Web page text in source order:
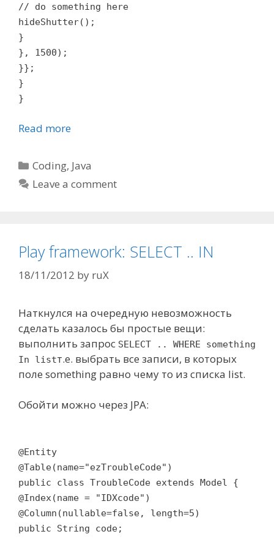
// do something here
hideShutter();
}
}, 1500);
}};
}
}
Read more
Categories
Coding, Java
Leave a comment
Play framework: SELECT .. IN
18/11/2012 by ruX
Наткнулся на очередную невозможность
сделать казалось бы простые вещи:
выполнить запрос SELECT .. WHERE something
In listт.е. выбрать все записи, в которых
поле something равно чему то из списка list.
Обойти можно через JPA:
@Entity
@Table(name="ezTroubleCode")
public class TroubleCode extends Model {
@Index(name = "IDXcode")
@Column(nullable=false, length=5)
public String code;